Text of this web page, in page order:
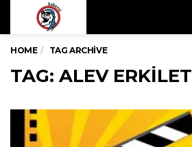
HOME TAG ARCHIVE
TAG: ALEV ERKILET